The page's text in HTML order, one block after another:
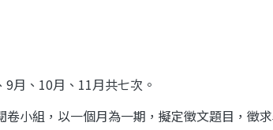
9月、 10月、 11月共七次。
小組，以一個月為一期，擬定徵文題目，徵